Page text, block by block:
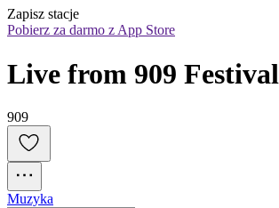
Zapisz stacje
Pobierz za darmo z App Store
Live from 909 Festival
909
Muzyka